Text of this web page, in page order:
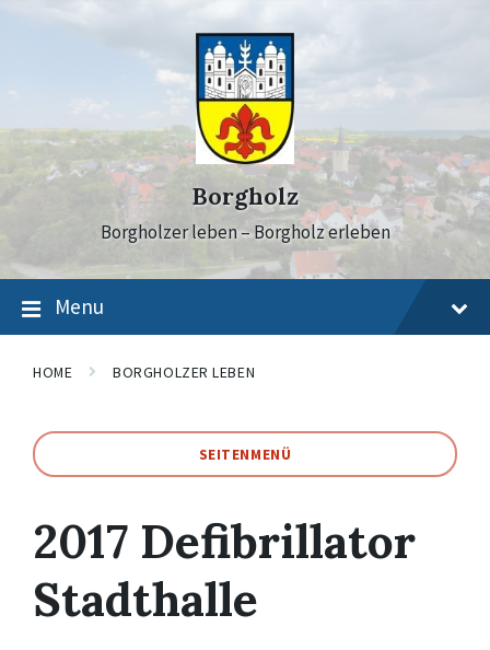
Borgholz
Borgholzer leben – Borgholz erleben
Menu
HOME BORGHOLZER LEBEN
SEITENMENÜ
2017 Defibrillator
Stadthalle